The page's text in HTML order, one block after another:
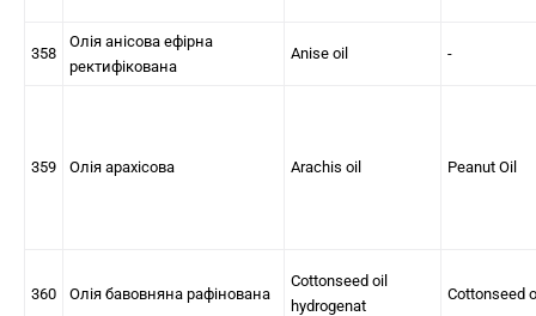
358
Олія анісова ефірна
ректифікована
Anise oil -
359 Олія арахісова Arachis oil Peanut Oil
360 Олія бавовняна рафінована
Cottonseed oil
hydrogenat
Cottonseed